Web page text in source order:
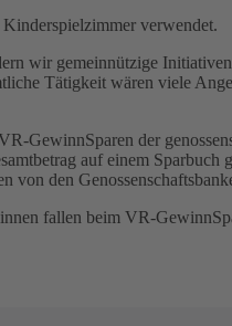
verwendet.
wir gemeinnützige
Tätigkeit wären viele
GewinnSparen der
auf einem
von den
fallen beim VR-